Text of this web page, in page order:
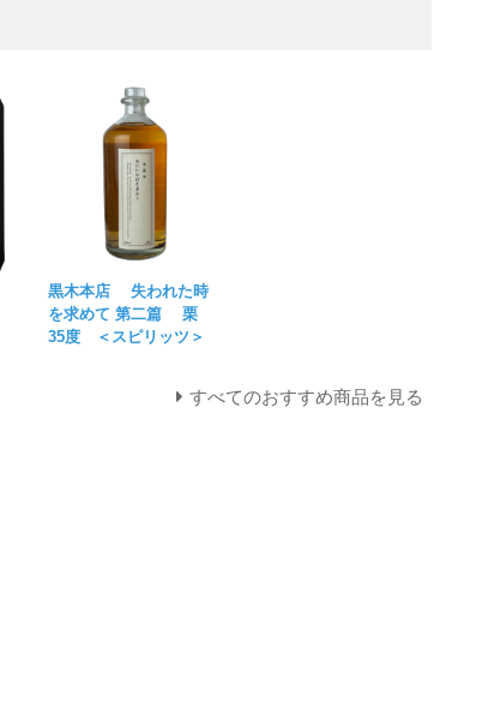
黒木本店 失われた時
を求めて 第二篇 栗
35度 ＜スピリッツ＞
すべてのおすすめ商品を見る